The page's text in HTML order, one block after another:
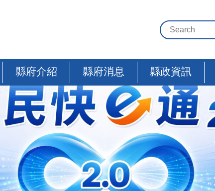
縣府介紹 縣府消息 縣政資訊